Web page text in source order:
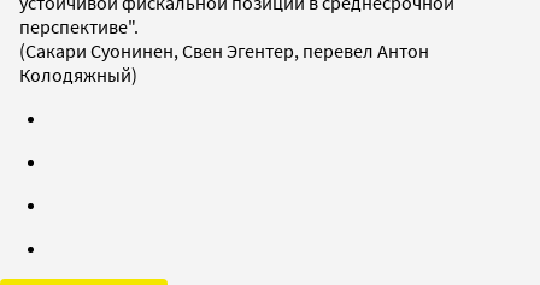
перспективе".
(Сакари Суонинен, Свен Эгентер, перевел Антон
Колодяжный)